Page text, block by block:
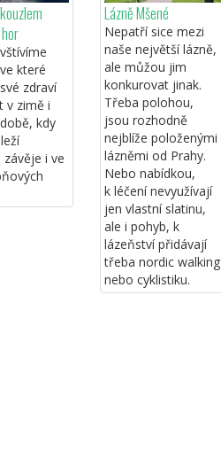
které
zdraví
v zimě i
kdy
i ve
Lázně Mšené
Nepatří sice mezi
naše největší lázně,
ale můžou jim
konkurovat jinak.
Třeba polohou,
jsou rozhodně
nejblíže položenými
lázněmi od Prahy.
Nebo nabídkou,
k léčení nevyužívají
jen vlastní slatinu,
ale i pohyb, k
lázeňství přidávají
třeba nordic walking
nebo cyklistiku.